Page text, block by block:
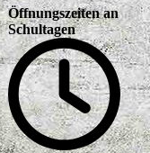
Öffnungszeiten an
Schultagen